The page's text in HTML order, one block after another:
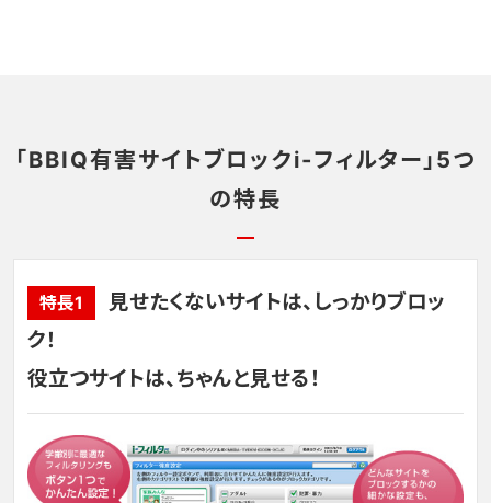
「BBIQ有害サイトブロックi-フィルター」5つ
の特長
特長1
見せたくないサイトは、しっかりブロッ
ク！
役立つサイトは、ちゃんと見せる！